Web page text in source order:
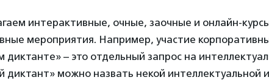
интерактивные, очные, заочные и онлайн-курсы
мероприятия. Например, участие
диктанте» – это отдельный запрос на
диктант» можно назвать некой интеллектуальной